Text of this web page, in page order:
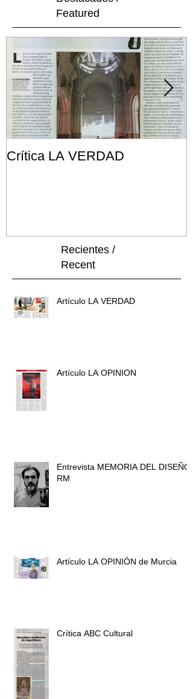
Featured
Crítica LA VERDAD
Recientes /
Recent
Artículo LA VERDAD
Artículo LA OPINION
Entrevista MEMORIA DEL DISEÑO
RM
Artículo LA OPINIÓN de Murcia
Crítica ABC Cultural